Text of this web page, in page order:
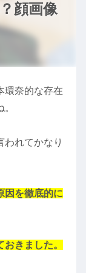
顔画像
環奈的な存在
われてかなり
因を徹底的に
きました。